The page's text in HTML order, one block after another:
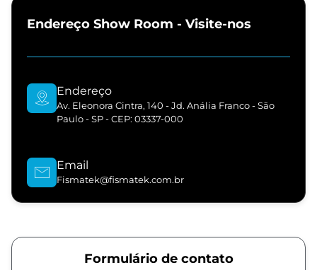
Endereço Show Room - Visite-nos
Endereço
Av. Eleonora Cintra, 140 - Jd. Anália Franco - São
Paulo - SP - CEP: 03337-000
Email
Fismatek@fismatek.com.br
Formulário de contato